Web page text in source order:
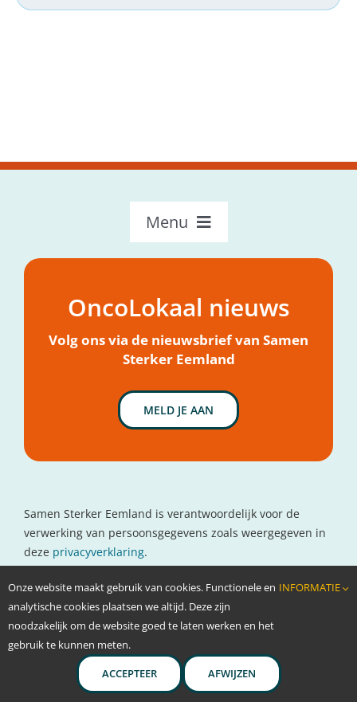
Menu
OncoLokaal – Home
Mijn hulpvraagOncoLokaal nieuws
Volg ons via de nieuwsbrief van Samen
Sterker Eemland
MELD JE AAN
Samen Sterker Eemland is verantwoordelijk voor de
verwerking van persoonsgegevens zoals weergegeven in
deze privacyverklaring.
Contactgegevens
www.oncolokaal.nl
info@oncolokaal.nl
Onze website maakt gebruik van cookies. Functionele en
analytische cookies plaatsen we altijd. Deze zijn
noodzakelijk om de website goed te laten werken en het
gebruik te kunnen meten.
INFORMATIE
ACCEPTEER AFWIJZEN